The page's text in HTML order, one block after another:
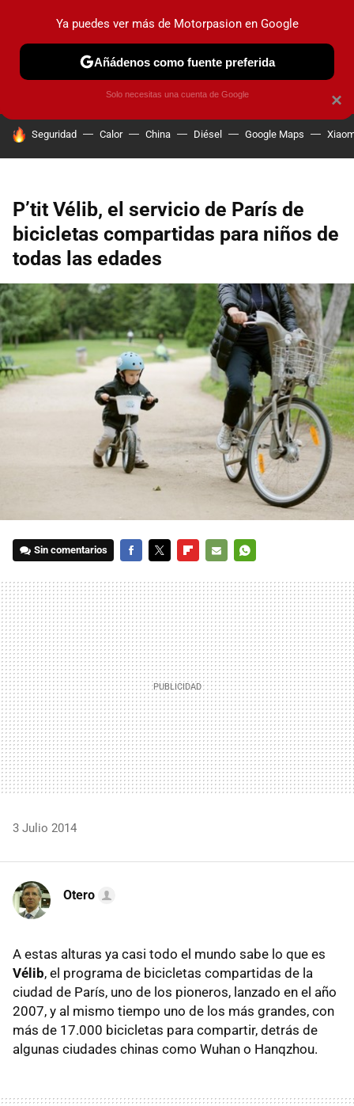
PRUEBAS COCHES ELÉCTRICOS OBSERVATORIO
HOY SE HABLA DE
Seguridad Calor China Diésel Google Maps
P’tit Vélib, el servicio de París de
bicicletas compartidas para niños de
todas las edades
Sin comentarios
MAIL
3 Julio 2014
Otero
A estas alturas ya casi todo el mundo sabe lo que es
Vélib, el programa de bicicletas compartidas de la
ciudad de París, uno de los pioneros, lanzado en el año
2007, y al mismo tiempo uno de los más grandes, con
más de 17.000 bicicletas para compartir, detrás de
algunas ciudades chinas como Wuhan o Hanqzhou.
×
Ya puedes ver más de Motorpasion en Google
Añádenos como fuente preferida
Solo necesitas una cuenta de Google